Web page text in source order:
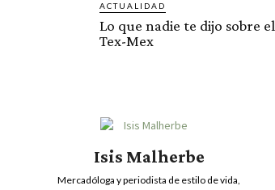
ACTUALIDAD
Lo que nadie te dijo sobre el
Tex-Mex
Isis Malherbe
Mercadóloga y periodista de estilo de vida,